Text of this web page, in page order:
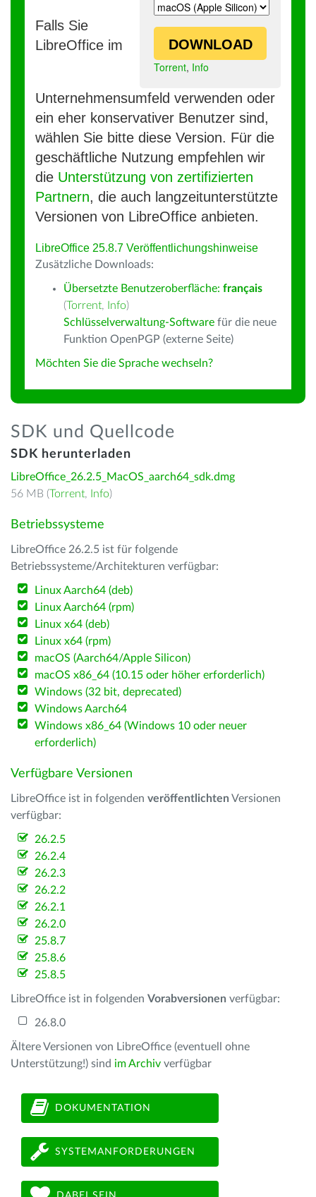
DOWNLOAD
Torrent, Info
Falls Sie
LibreOffice im
Unternehmensumfeld verwenden oder
ein eher konservativer Benutzer sind,
wählen Sie bitte diese Version. Für die
geschäftliche Nutzung empfehlen wir
die Unterstützung von zertifizierten
Partnern, die auch langzeitunterstützte
Versionen von LibreOffice anbieten.
LibreOffice 25.8.7 Veröffentlichungshinweise
Zusätzliche Downloads:
Übersetzte Benutzeroberfläche: français
(Torrent, Info)
Schlüsselverwaltung-Software für die neue
Funktion OpenPGP (externe Seite)
Möchten Sie die Sprache wechseln?
SDK und Quellcode
SDK herunterladen
LibreOffice_26.2.5_MacOS_aarch64_sdk.dmg
56 MB (Torrent, Info)
Betriebssysteme
LibreOffice 26.2.5 ist für folgende
Betriebssysteme/Architekturen verfügbar:
Linux Aarch64 (deb)
Linux Aarch64 (rpm)
Linux x64 (deb)
Linux x64 (rpm)
macOS (Aarch64/Apple Silicon)
macOS x86_64 (10.15 oder höher erforderlich)
Windows (32 bit, deprecated)
Windows Aarch64
Windows x86_64 (Windows 10 oder neuer
erforderlich)
Verfügbare Versionen
LibreOffice ist in folgenden veröffentlichten Versionen
verfügbar:
26.2.5
26.2.4
26.2.3
26.2.2
26.2.1
26.2.0
25.8.7
25.8.6
25.8.5
LibreOffice ist in folgenden Vorabversionen verfügbar:
26.8.0
Ältere Versionen von LibreOffice (eventuell ohne
Unterstützung!) sind im Archiv verfügbar
DOKUMENTATION
SYSTEMANFORDERUNGEN